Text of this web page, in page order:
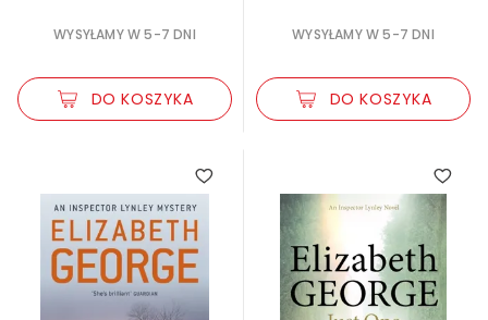
WYSYŁAMY W 5-7 DNI
DO KOSZYKA
WYSYŁAMY W 5-7 DNI
DO KOSZYKA